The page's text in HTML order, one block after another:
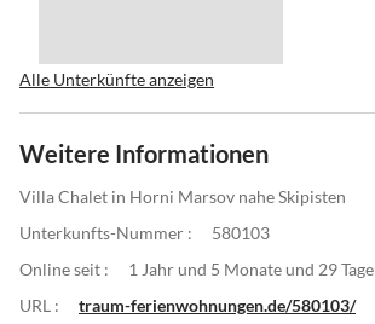
Alle Unterkünfte anzeigen
Weitere Informationen
Villa Chalet in Horni Marsov nahe Skipisten
Unterkunfts-Nummer :
580103
Online seit :
1 Jahr und 5 Monate und 29 Tage
URL :
traum-ferienwohnungen.de/580103/